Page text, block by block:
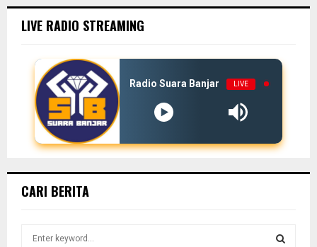
LIVE RADIO STREAMING
Radio Suara Banjar LIVE
CARI BERITA